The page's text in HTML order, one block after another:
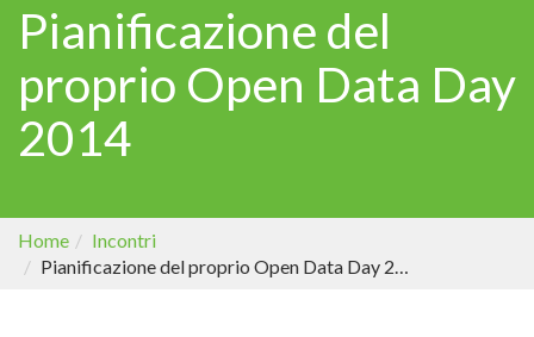
Pianificazione del
proprio Open Data Day
2014
Home
Incontri
Pianificazione del proprio Open Data Day 2014